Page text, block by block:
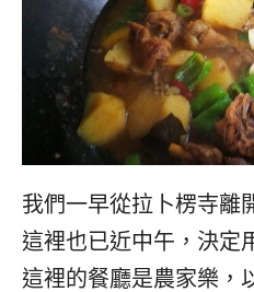
我們一早從拉卜楞寺離
這裡也已近中午，決定
這裡的餐廳是農家樂，